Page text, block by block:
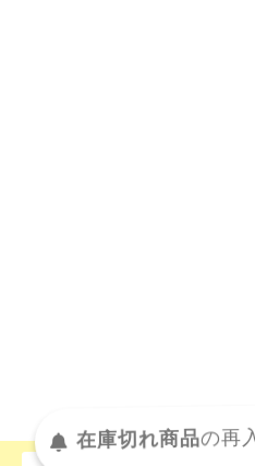
在庫切れ商品の再